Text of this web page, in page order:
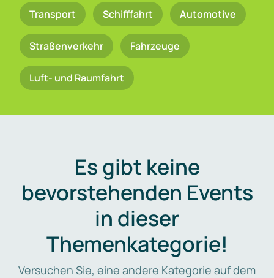
Transport Schifffahrt Automotive
Straßenverkehr Fahrzeuge
Luft- und Raumfahrt
Es gibt keine
bevorstehenden Events
in dieser
Themenkategorie!
Versuchen Sie, eine andere Kategorie auf dem